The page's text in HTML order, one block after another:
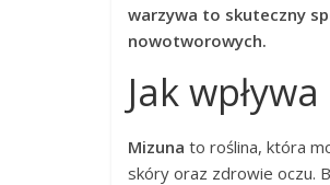
warzywa to skuteczny
nowotworowych.
Jak
Mizuna to roślina, która
skóry oraz zdrowie oczu.